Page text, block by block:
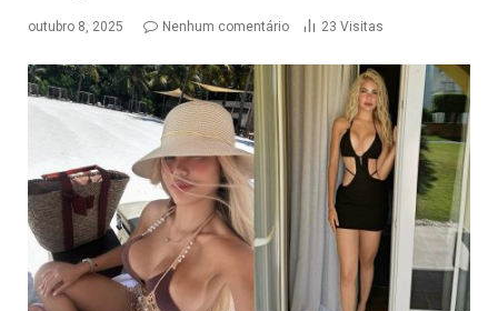
outubro 8, 2025 Nenhum comentário 23 Visitas